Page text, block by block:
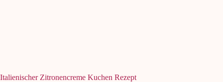
Italienischer Zitronencreme Kuchen Rezept